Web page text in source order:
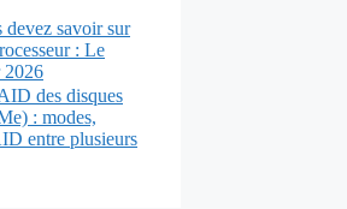
devez savoir sur
: Le
2026
des disques
: modes,
entre plusieurs